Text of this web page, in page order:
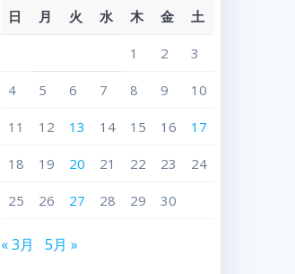
日 月 火 水 木 金 土
1 2 3
4 5 6 7 8 9 10
11 12 13 14 15 16 17
18 19 20 21 22 23 24
25 26 27 28 29 30
« 3月 5月 »